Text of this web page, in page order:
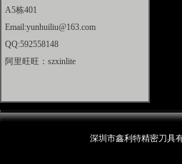
A5栋401
Email:yunhuiliu@163.com
QQ:592558148
阿里旺旺：szxinlite
深圳市鑫利特精密刀具